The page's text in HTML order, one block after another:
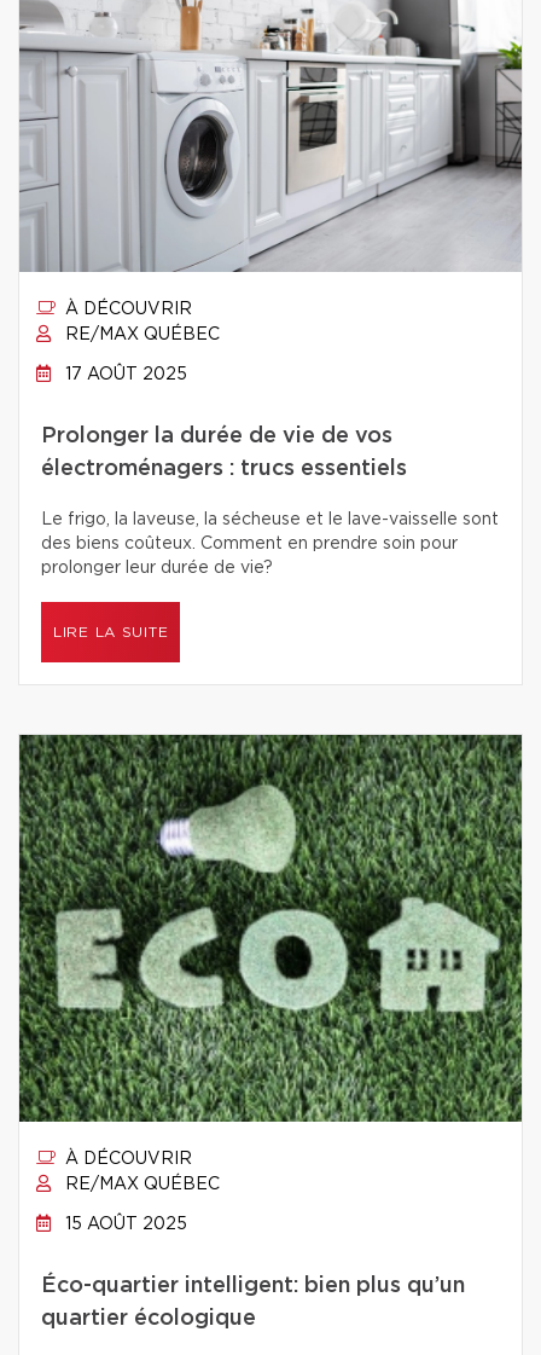
À DÉCOUVRIR
RE/MAX QUÉBEC
17 AOÛT 2025
Prolonger la durée de vie de vos
électroménagers : trucs essentiels
Le frigo, la laveuse, la sécheuse et le lave-vaisselle sont
des biens coûteux. Comment en prendre soin pour
prolonger leur durée de vie?
LIRE LA SUITE
À DÉCOUVRIR
RE/MAX QUÉBEC
15 AOÛT 2025
Éco-quartier intelligent: bien plus qu’un
quartier écologique